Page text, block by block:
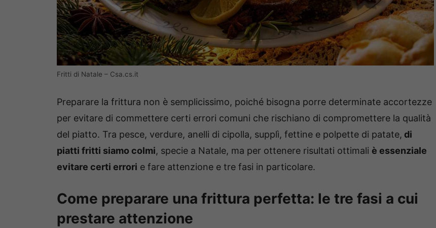
Fritti di Natale – Csa.cs.it
Preparare la frittura non è semplicissimo, poiché bisogna porre determinate accortezze
per evitare di commettere certi errori comuni che rischiano di compromettere la qualità
del piatto. Tra pesce, verdure, anelli di cipolla, supplì, fettine e polpette di patate, di
piatti fritti siamo colmi, specie a Natale, ma per ottenere risultati ottimali è essenziale
evitare certi errori e fare attenzione e tre fasi in particolare.
Come preparare una frittura perfetta: le tre fasi a cui
prestare attenzione